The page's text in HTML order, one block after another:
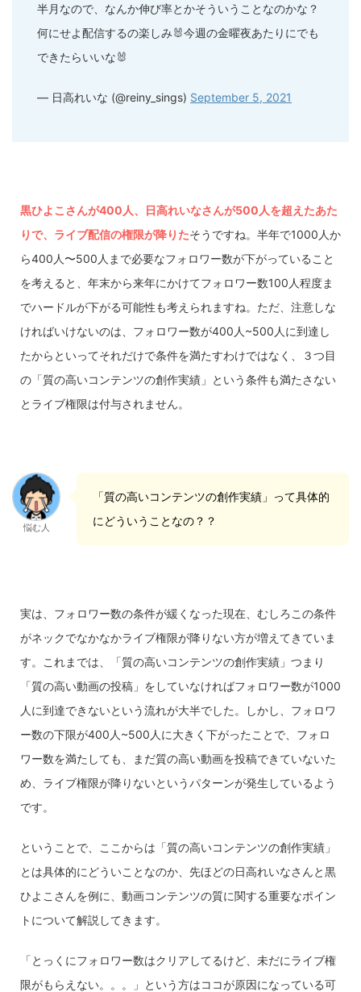
半月なので、なんか伸び率とかそういうことなのかな？
何にせよ配信するの楽しみ🐰今週の金曜夜あたりにでも
できたらいいな🐰
— 日高れいな (@reiny_sings) September 5, 2021
黒ひよこさんが400人、日高れいなさんが500人を超えたあた
りで、ライブ配信の権限が降りたそうですね。半年で1000人か
ら400人〜500人まで必要なフォロワー数が下がっていること
を考えると、年末から来年にかけてフォロワー数100人程度ま
でハードルが下がる可能性も考えられますね。ただ、注意しな
ければいけないのは、フォロワー数が400人~500人に到達し
たからといってそれだけで条件を満たすわけではなく、３つ目
の「質の高いコンテンツの創作実績」という条件も満たさない
とライブ権限は付与されません。
悩む人
「質の高いコンテンツの創作実績」って具体的
にどういうことなの？？
実は、フォロワー数の条件が緩くなった現在、むしろこの条件
がネックでなかなかライブ権限が降りない方が増えてきていま
す。これまでは、「質の高いコンテンツの創作実績」つまり
「質の高い動画の投稿」をしていなければフォロワー数が1000
人に到達できないという流れが大半でした。しかし、フォロワ
ー数の下限が400人~500人に大きく下がったことで、フォロ
ワー数を満たしても、まだ質の高い動画を投稿できていないた
め、ライブ権限が降りないというパターンが発生しているよう
です。
ということで、ここからは「質の高いコンテンツの創作実績」
とは具体的にどういことなのか、先ほどの日高れいなさんと黒
ひよこさんを例に、動画コンテンツの質に関する重要なポイン
トについて解説してきます。
「とっくにフォロワー数はクリアしてるけど、未だにライブ権
限がもらえない。。。」という方はココが原因になっている可